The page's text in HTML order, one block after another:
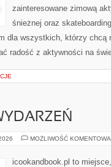
zainteresowane zimową
śnieżnej oraz
dla wszystkich, którzy chcą
radość z aktywności na
MOŻLIWOŚĆ
icookandbook.pl to